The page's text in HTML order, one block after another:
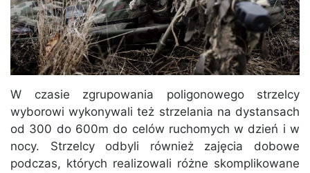
W czasie zgrupowania poligonowego strzelcy
wyborowi wykonywali też strzelania na dystansach
od 300 do 600m do celów ruchomych w dzień i w
nocy. Strzelcy odbyli również zajęcia dobowe
podczas, których realizowali różne skomplikowane